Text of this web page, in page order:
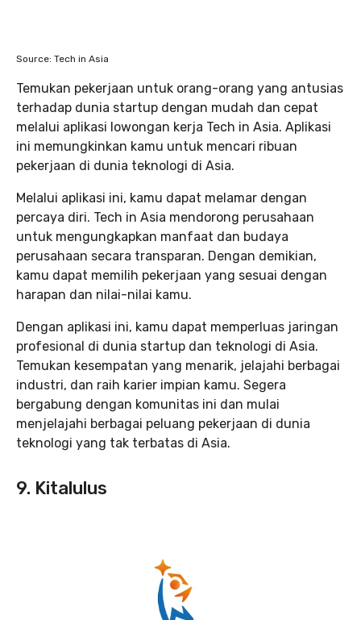
Source: Tech in Asia
Temukan pekerjaan untuk orang-orang yang antusias
terhadap dunia startup dengan mudah dan cepat
melalui aplikasi lowongan kerja Tech in Asia. Aplikasi
ini memungkinkan kamu untuk mencari ribuan
pekerjaan di dunia teknologi di Asia.
Melalui aplikasi ini, kamu dapat melamar dengan
percaya diri. Tech in Asia mendorong perusahaan
untuk mengungkapkan manfaat dan budaya
perusahaan secara transparan. Dengan demikian,
kamu dapat memilih pekerjaan yang sesuai dengan
harapan dan nilai-nilai kamu.
Dengan aplikasi ini, kamu dapat memperluas jaringan
profesional di dunia startup dan teknologi di Asia.
Temukan kesempatan yang menarik, jelajahi berbagai
industri, dan raih karier impian kamu. Segera
bergabung dengan komunitas ini dan mulai
menjelajahi berbagai peluang pekerjaan di dunia
teknologi yang tak terbatas di Asia.
9. Kitalulus